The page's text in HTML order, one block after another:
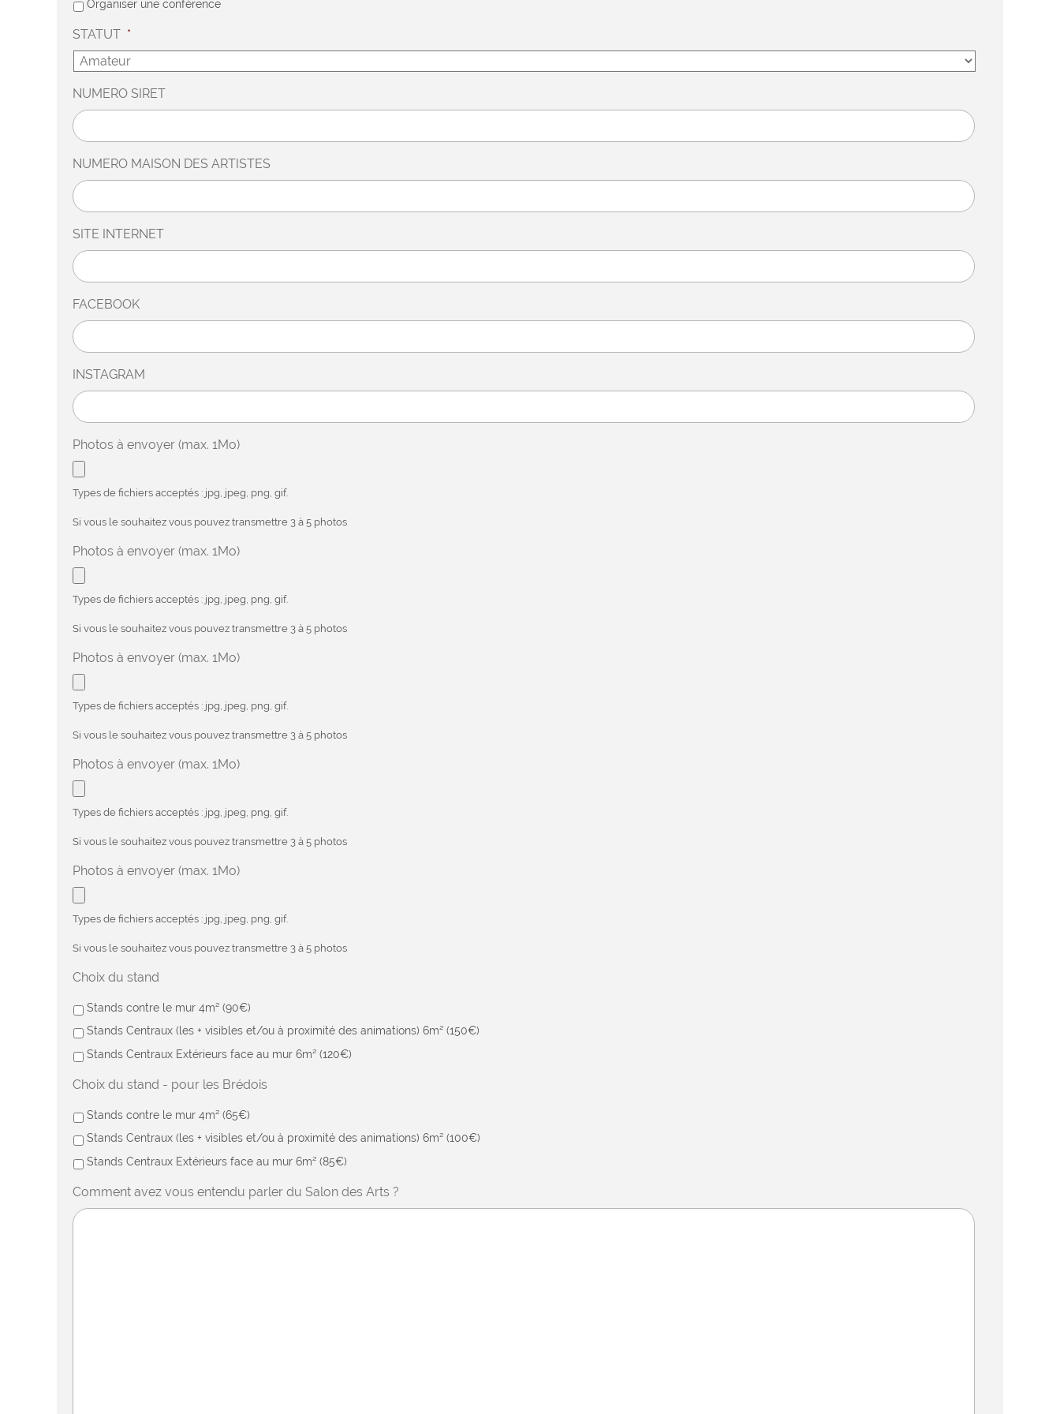
Organiser une conférence
STATUT *
NUMERO SIRET
NUMERO MAISON DES ARTISTES
SITE INTERNET
FACEBOOK
INSTAGRAM
Photos à envoyer (max. 1Mo)
Types de fichiers acceptés : jpg, jpeg, png, gif.
Si vous le souhaitez vous pouvez transmettre 3 à 5 photos
Photos à envoyer (max. 1Mo)
Types de fichiers acceptés : jpg, jpeg, png, gif.
Si vous le souhaitez vous pouvez transmettre 3 à 5 photos
Photos à envoyer (max. 1Mo)
Types de fichiers acceptés : jpg, jpeg, png, gif.
Si vous le souhaitez vous pouvez transmettre 3 à 5 photos
Photos à envoyer (max. 1Mo)
Types de fichiers acceptés : jpg, jpeg, png, gif.
Si vous le souhaitez vous pouvez transmettre 3 à 5 photos
Photos à envoyer (max. 1Mo)
Types de fichiers acceptés : jpg, jpeg, png, gif.
Si vous le souhaitez vous pouvez transmettre 3 à 5 photos
Choix du stand
Stands contre le mur 4m² (90€)
Stands Centraux (les + visibles et/ou à proximité des animations) 6m² (150€)
Stands Centraux Extérieurs face au mur 6m² (120€)
Choix du stand - pour les Brédois
Stands contre le mur 4m² (65€)
Stands Centraux (les + visibles et/ou à proximité des animations) 6m² (100€)
Stands Centraux Extérieurs face au mur 6m² (85€)
Comment avez vous entendu parler du Salon des Arts ?